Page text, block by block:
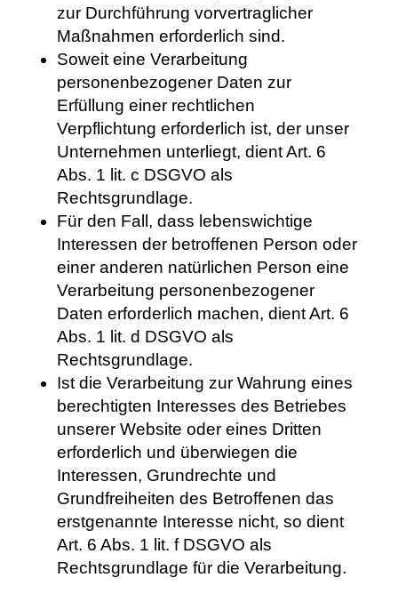
zur Durchführung vorvertraglicher
Maßnahmen erforderlich sind.
Soweit eine Verarbeitung
personenbezogener Daten zur
Erfüllung einer rechtlichen
Verpflichtung erforderlich ist, der unser
Unternehmen unterliegt, dient Art. 6
Abs. 1 lit. c DSGVO als
Rechtsgrundlage.
Für den Fall, dass lebenswichtige
Interessen der betroffenen Person oder
einer anderen natürlichen Person eine
Verarbeitung personenbezogener
Daten erforderlich machen, dient Art. 6
Abs. 1 lit. d DSGVO als
Rechtsgrundlage.
Ist die Verarbeitung zur Wahrung eines
berechtigten Interesses des Betriebes
unserer Website oder eines Dritten
erforderlich und überwiegen die
Interessen, Grundrechte und
Grundfreiheiten des Betroffenen das
erstgenannte Interesse nicht, so dient
Art. 6 Abs. 1 lit. f DSGVO als
Rechtsgrundlage für die Verarbeitung.